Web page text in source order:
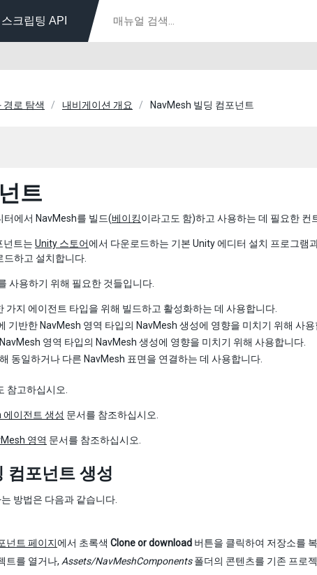
스크립팅 API
경로 탐색 내비게이션 개요 NavMesh 빌딩 컴포넌트
트
터에서 NavMesh를 빌드(베이킹이라고도 함)하고 사용하는 데 필요한 컨
넌트는 Unity 스토어에서 다운로드하는 기본 Unity 에디터 설치 프로그램
하고 설치합니다.
사용하기 위해 필요한 것들입니다.
가지 에이전트 타입을 위해 빌드하고 활성화하는 데 사용합니다.
기반한 NavMesh 영역 타입의 NavMesh 생성에 영향을 미치기 위해 사용
영역 타입의 NavMesh 생성에 영향을 미치기 위해 사용합니다.
동일하거나 다른 NavMesh 표면을 연결하는 데 사용합니다.
참고하십시오.
에이전트 생성 문서를 참조하십시오.
영역 문서를 참조하십시오.
컴포넌트 생성
방법은 다음과 같습니다.
넌트 페이지에서 초록색 Clone or download 버튼을 클릭하여 저장소를
트를 열거나, Assets/NavMeshComponents폴더의 콘텐츠를 기존 프로